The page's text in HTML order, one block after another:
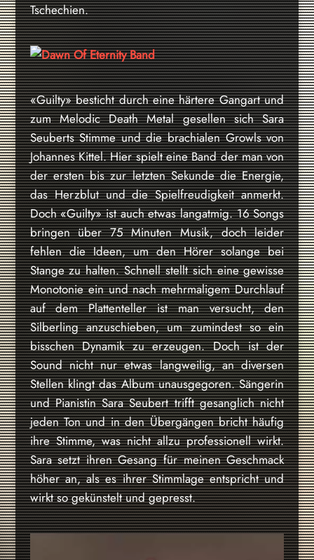
Tschechien.
«Guilty» besticht durch eine härtere Gangart und
zum Melodic Death Metal gesellen sich Sara
Seuberts Stimme und die brachialen Growls von
Johannes Kittel. Hier spielt eine Band der man von
der ersten bis zur letzten Sekunde die Energie,
das Herzblut und die Spielfreudigkeit anmerkt.
Doch «Guilty» ist auch etwas langatmig. 16 Songs
bringen über 75 Minuten Musik, doch leider
fehlen die Ideen, um den Hörer solange bei
Stange zu halten. Schnell stellt sich eine gewisse
Monotonie ein und nach mehrmaligem Durchlauf
auf dem Plattenteller ist man versucht, den
Silberling anzuschieben, um zumindest so ein
bisschen Dynamik zu erzeugen. Doch ist der
Sound nicht nur etwas langweilig, an diversen
Stellen klingt das Album unausgegoren. Sängerin
und Pianistin Sara Seubert trifft gesanglich nicht
jeden Ton und in den Übergängen bricht häufig
ihre Stimme, was nicht allzu professionell wirkt.
Sara setzt ihren Gesang für meinen Geschmack
höher an, als es ihrer Stimmlage entspricht und
wirkt so gekünstelt und gepresst.